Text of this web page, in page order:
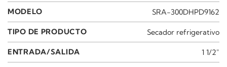
MODELO SRA-300DHPD9162
TIPO DE PRODUCTO Secador refrigerativo
ENTRADA/SALIDA 1 1/2"